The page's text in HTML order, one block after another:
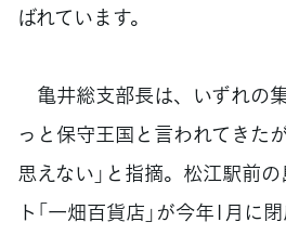
ばれています。
亀井総支部長は、いずれの
っと保守王国と言われてきた
思えない」と指摘。松江駅前
ト「一畑百貨店」が今年1月に